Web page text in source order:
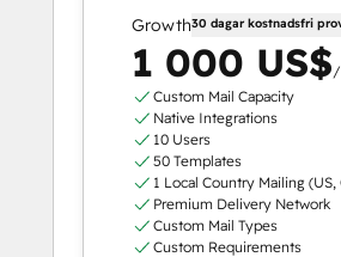
Growth30 dagar kostnadsfri
1 000 US$/
Custom Mail Capacity
Native Integrations
10 Users
50 Templates
1 Local Country Mailing (US,
Premium Delivery Network
Custom Mail Types
Custom Requirements